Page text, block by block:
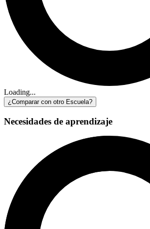
Loading...
¿Comparar con otro Escuela?
Necesidades de aprendizaje